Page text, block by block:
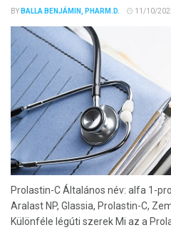
BY BALLA BENJÁMIN, PHARM.D. 11/10/
Prolastin-C Általános név: alfa 1-
Aralast NP, Glassia, Prolastin-C,
Különféle légúti szerek Mi az a